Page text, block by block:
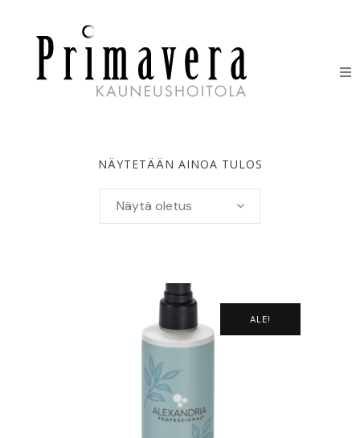
IHONHOITOTUOTTEET
YHTEYSTIEDOT
VERKKOKAUPPA
NÄYTETÄÄN AINOA TULOS
Näytä oletus
ALE!